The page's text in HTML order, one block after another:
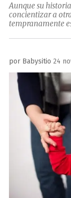
Aunque su
concientizar a
tempranamente
por Babysitio
el
24